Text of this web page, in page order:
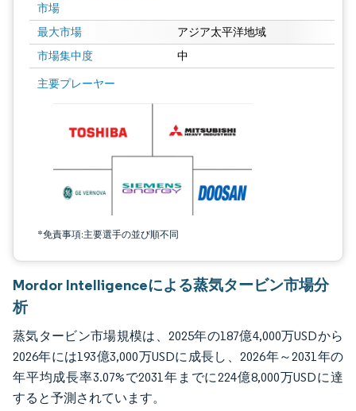
市場
最大市場 アジア太平洋地域
市場集中度 中
主要プレーヤー
*免責事項:主要選手の並び順不同
画像 © Mordor Intelligence。再利用にはCC BY 4.0の表示が必要です。
Mordor Intelligenceによる蒸気タービン市場分
析
蒸気タービン市場規模は、2025年の187億4,000万USDから
2026年には193億3,000万USDに成長し、2026年～2031年の
年平均成長率3.07%で2031年までに224億8,000万USDに達
すると予測されています。